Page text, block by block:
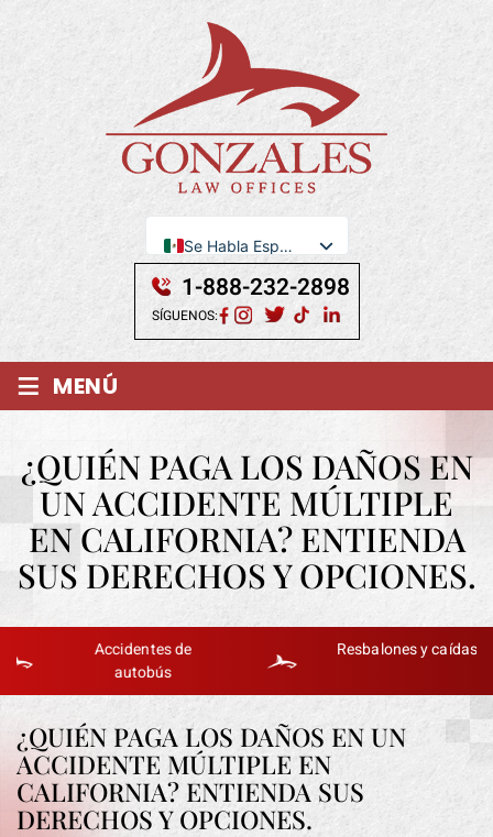
Se Habla Español
English
1-888-232-2898
SÍGUENOS:
≡ MENÚ
¿QUIÉN PAGA LOS DAÑOS EN
UN ACCIDENTE MÚLTIPLE
EN CALIFORNIA? ENTIENDA
SUS DERECHOS Y OPCIONES.
Muerte por
negligencia
Accidentes de
¿QUIÉN PAGA LOS DAÑOS EN UN
ACCIDENTE MÚLTIPLE EN
CALIFORNIA? ENTIENDA SUS
DERECHOS Y OPCIONES.